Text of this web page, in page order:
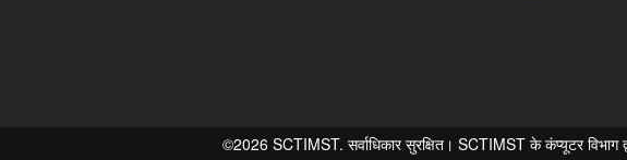
©2026 SCTIMST. सर्वाधिकार सुरक्षित। SCTIMST के कंप्यूटर